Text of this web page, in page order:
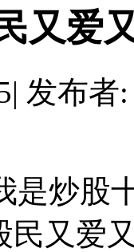
又爱
| 发布者
是炒股
民又爱